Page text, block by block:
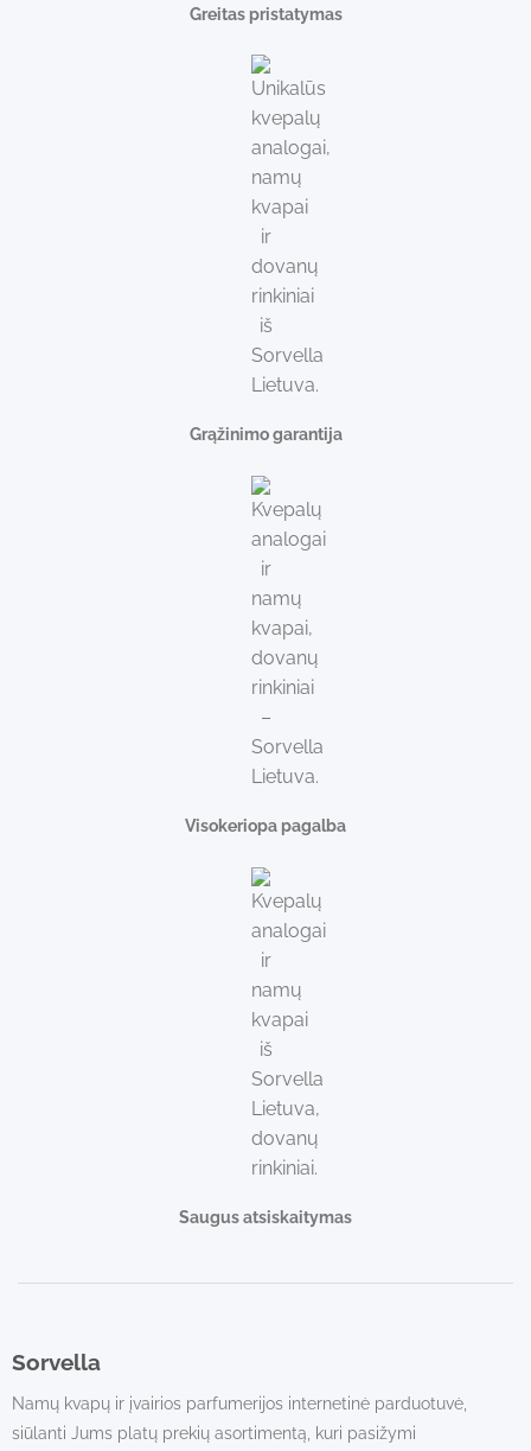
Greitas pristatymas
Grąžinimo garantija
Visokeriopa pagalba
Saugus atsiskaitymas
Sorvella
Namų kvapų ir įvairios parfumerijos internetinė parduotuvė,
siūlanti Jums platų prekių asortimentą, kuri pasižymi